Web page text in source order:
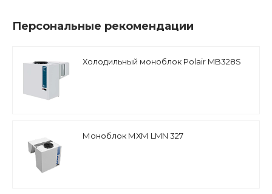
Персональные рекомендации
Холодильный моноблок Polair MB328S
Моноблок МХМ LMN 327